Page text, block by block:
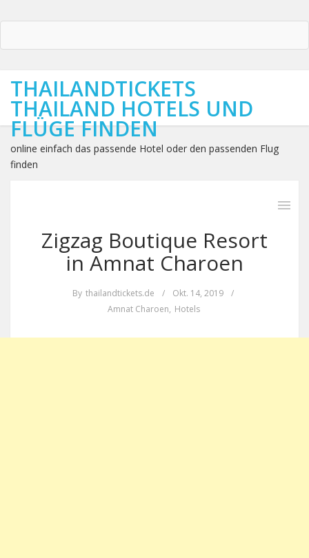
THAILANDTICKETS
THAILAND HOTELS UND
FLÜGE FINDEN
online einfach das passende Hotel oder den passenden Flug
finden
Zigzag Boutique Resort
in Amnat Charoen
By thailandtickets.de / Okt. 14, 2019
/
Amnat Charoen, Hotels